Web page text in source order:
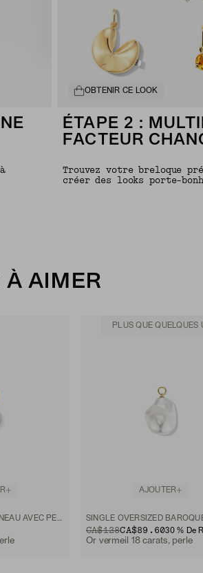
OBTENIR CE LOOK
ÉTAPE 2 :
FACTEUR
Trouvez votre breloque
créer des looks porte-
À AIMER
PLUS QUE QUELQUES
AJOUTER
ORIGINAL PRICE
CA$128
SALE PRICECA$89.6030 % De
Or vermeil 18 carats, perle